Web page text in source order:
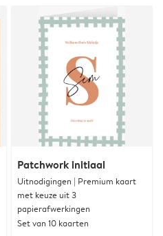
Patchwork initiaal
Uitnodigingen | Premium kaart
met keuze uit 3
papierafwerkingen
Set van 10 kaarten